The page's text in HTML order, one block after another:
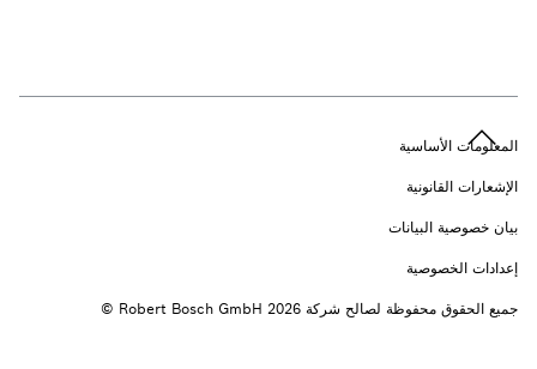
المعلومات الأساسية
الإشعارات القانونية
بيان خصوصية البيانات
إعدادات الخصوصية
جميع الحقوق محفوظة لصالح شركة 2026 ‎© Robert Bosch GmbH